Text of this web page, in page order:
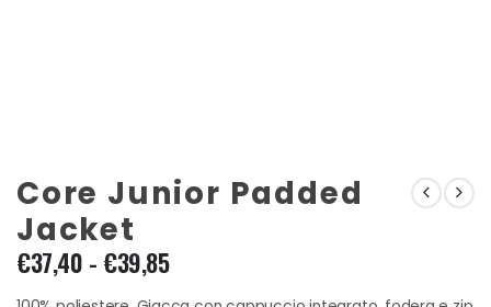
Core Junior Padded
Jacket
€37,40 - €39,85Fascia